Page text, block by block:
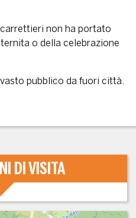
non ha portato
o della celebrazione
pubblico da fuori città.
DI VISITA